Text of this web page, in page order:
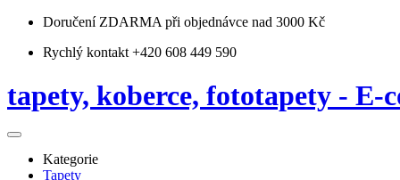
Doručení ZDARMA při objednávce nad 3000 Kč
Rychlý kontakt +420 608 449 590
tapety, koberce, fototapety - E-
Kategorie
Tapety